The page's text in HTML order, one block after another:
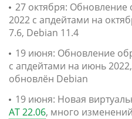
27 октября: Обновление
2022 с апдейтами на
7.6, Debian 11.4
19 июня: Обновление
с апдейтами на июнь
обновлён Debian
19 июня: Новая
AT 22.06, много